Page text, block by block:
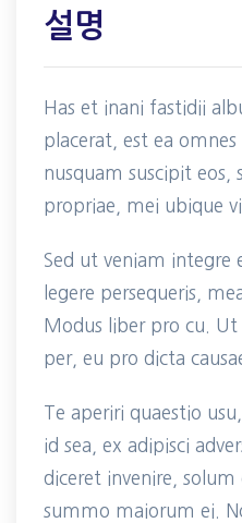
설명
Has et inani fastidii
placerat, est ea
nusquam suscipit eos,
propriae, mei ubique
Sed ut veniam integre
legere persequeris,
Modus liber pro cu.
per, eu pro dicta
Te aperiri quaestio
id sea, ex adipisci
diceret invenire, solum
summo maiorum ei.